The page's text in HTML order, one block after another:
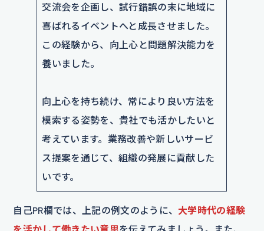
交流会を企画し、試行錯誤の末に地域に
喜ばれるイベントへと成長させました。
この経験から、向上心と問題解決能力を
養いました。
向上心を持ち続け、常により良い方法を
模索する姿勢を、貴社でも活かしたいと
考えています。業務改善や新しいサービ
ス提案を通じて、組織の発展に貢献した
いです。
自己PR欄では、上記の例文のように、 大学時代の経験